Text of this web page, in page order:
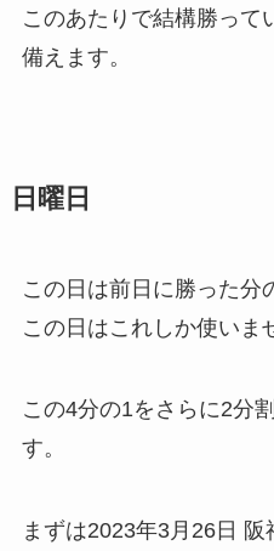
このあたりで結構勝って
備えます。
日曜日
この日は前日に勝った分
この日はこれしか使いま
この4分の1をさらに2分
す。
まずは2023年3月26日 阪